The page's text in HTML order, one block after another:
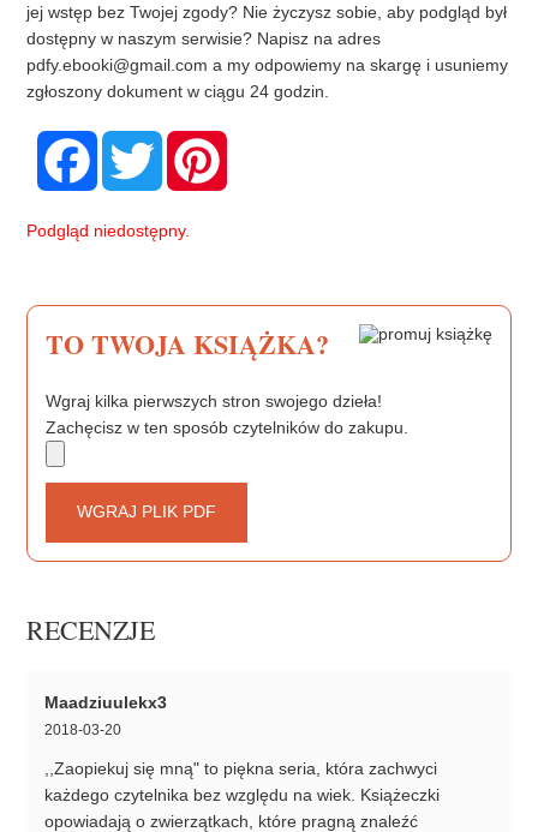
jej wstęp bez Twojej zgody? Nie życzysz sobie, aby podgląd był
dostępny w naszym serwisie? Napisz na adres
pdfy.ebooki@gmail.com a my odpowiemy na skargę i usuniemy
zgłoszony dokument w ciągu 24 godzin.
F
o
T
w
e
Podgląd niedostępny.
TO TWOJA KSIĄŻKA?
Wgraj kilka pierwszych stron swojego dzieła!
Zachęcisz w ten sposób czytelników do zakupu.
WGRAJ PLIK PDF
RECENZJE
Maadziuulekx3
2018-03-20
,,Zaopiekuj się mną" to piękna seria, która zachwyci
każdego czytelnika bez względu na wiek. Książeczki
opowiadają o zwierzątkach, które pragną znaleźć